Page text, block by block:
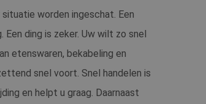
worden ingeschat. Een
Een ding is zeker. Uw wilt zo snel
etenswaren, bekabeling en
snel voort. Snel handelen is
en helpt u graag. Daarnaast